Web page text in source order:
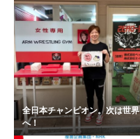
全日本チャンピオン。次は世界
へ！